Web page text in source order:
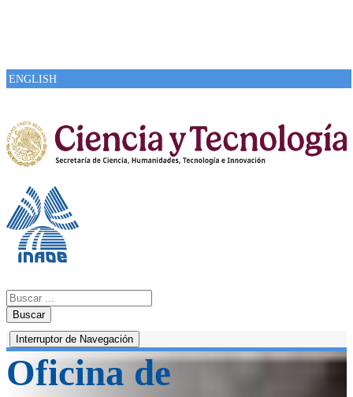
ENGLISH
Buscar
Interruptor de Navegación
Oficina de